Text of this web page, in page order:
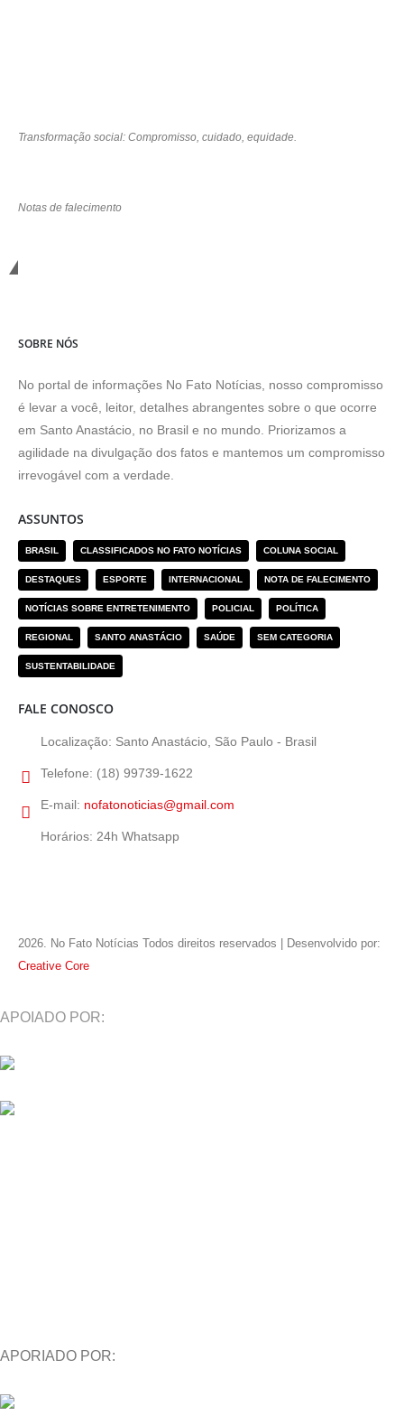
Transformação social: Compromisso, cuidado, equidade.
Notas de falecimento
SOBRE NÓS
No portal de informações No Fato Notícias, nosso compromisso
é levar a você, leitor, detalhes abrangentes sobre o que ocorre
em Santo Anastácio, no Brasil e no mundo. Priorizamos a
agilidade na divulgação dos fatos e mantemos um compromisso
irrevogável com a verdade.
ASSUNTOS
BRASIL CLASSIFICADOS NO FATO NOTÍCIAS COLUNA SOCIAL
DESTAQUES ESPORTE INTERNACIONAL NOTA DE FALECIMENTO
NOTÍCIAS SOBRE ENTRETENIMENTO POLICIAL POLÍTICA
REGIONAL SANTO ANASTÁCIO SAÚDE SEM CATEGORIA
SUSTENTABILIDADE
FALE CONOSCO
Localização: Santo Anastácio, São Paulo - Brasil
Telefone: (18) 99739-1622
E-mail: nofatonoticias@gmail.com
Horários: 24h Whatsapp
2026 . No Fato Notícias Todos direitos reservados | Desenvolvido por:
Creative Core
APOIADO POR:
APORIADO POR: